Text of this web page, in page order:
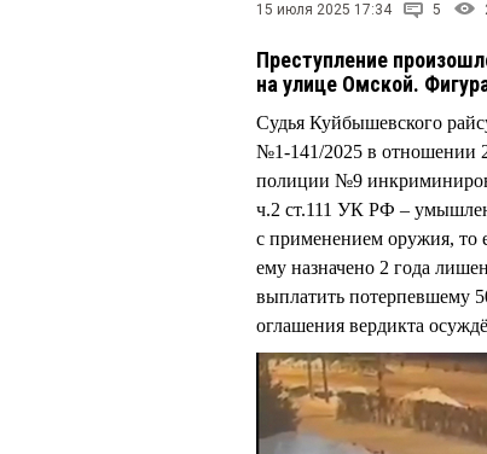
15 июля 2025 17:34 5
Преступление
на улице Омской.
Судья Куйбышевского
№1-141/2025 в отношении
полиции №9
ч.2 ст.111 УК РФ –
с применением оружия,
ему назначено 2 года
выплатить потерпевшему
оглашения вердикта